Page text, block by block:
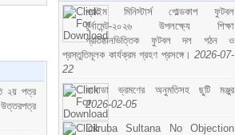
২য় পত্র
উত্তরপত্র
প্রাইম মিনিস্টার্স গোল্ডকাপ ফুটবল
টুর্নামেন্ট-২০২৬ উপলক্ষ্যে শিক্ষা
প্রতিষ্ঠানভিত্তিক ফুটবল দল গঠন ও
প্রস্তুতিমূলক কার্যক্রম গ্রহণ প্রসঙ্গে। 2026-07-
22
কানাডা ভ্রমণের অনুমতিসহ ছুটি মঞ্জুর
2026-02-05
Dilruba Sultana No Objection